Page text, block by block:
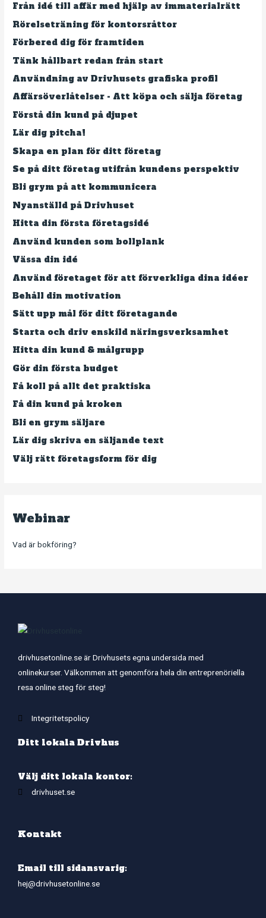
:
Från idé till affär med hjälp av immaterialrätt
Rörelseträning för kontorsråttor
Förbered dig för framtiden
Tänk hållbart redan från start
Användning av Drivhusets grafiska profil
Affärsöverlåtelser - Att köpa och sälja företag
Förstå din kund på djupet
Lär dig pitcha!
Skapa en plan för ditt företag
Se på ditt företag utifrån kundens perspektiv
Bli grym på att kommunicera
Nyanställd på Drivhuset
Hitta din första företagsidé
Använd kunden som bollplank
Vässa din idé
Använd företaget för att förverkliga dina idéer
Behåll din motivation
Sätt upp mål för ditt företagande
Starta och driv enskild näringsverksamhet
Hitta din kund & målgrupp
Gör din första budget
Få koll på allt det praktiska
Få din kund på kroken
Bli en grym säljare
Lär dig skriva en säljande text
Välj rätt företagsform för dig
Webinar
Vad är bokföring?
drivhusetonline.se är Drivhusets egna undersida med
onlinekurser. Välkommen att genomföra hela din entreprenöriella
resa online steg för steg!
Integritetspolicy
Ditt lokala Drivhus
Välj ditt lokala kontor:
drivhuset.se
Kontakt
Email till sidansvarig:
hej@drivhusetonline.se